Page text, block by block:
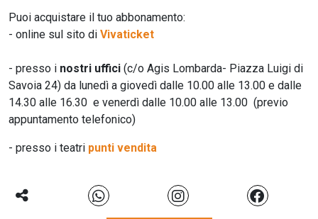
Puoi acquistare il tuo abbonamento:
- online sul sito di Vivaticket
- presso i nostri uffici (c/o Agis Lombarda- Piazza Luigi di
Savoia 24) da lunedì a giovedì dalle 10.00 alle 13.00 e dalle
14.30 alle 16.30 e venerdì dalle 10.00 alle 13.00 (previo
appuntamento telefonico)
- presso i teatri punti vendita